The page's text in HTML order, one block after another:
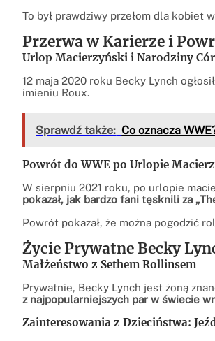
To był prawdziwy przełom dla kobiet
Przerwa w Karierze i
Urlop Macierzyński i Narodziny
12 maja 2020 roku Becky Lynch
imieniu Roux.
Sprawdź także: Co oznacza
Powrót do WWE po Urlopie
W sierpniu 2021 roku, po urlopie
pokazał, jak bardzo fani tęsknili za
Powrót pokazał, że można pogodzić
Życie Prywatne Becky
Małżeństwo z Sethem Rollinsem
Prywatnie, Becky Lynch jest żoną
z najpopularniejszych par w świecie
Zainteresowania z Dzieciństwa: